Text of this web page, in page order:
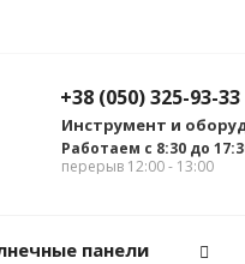
+38 (050) 325-93-33
Инструмент и
Работаем с 8:30 до
перерыв 12:00 - 13:00
панели